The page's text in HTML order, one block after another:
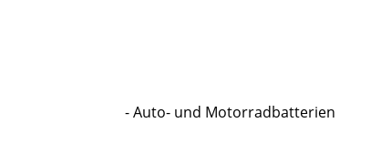
- Auto- und Motorradbatterien